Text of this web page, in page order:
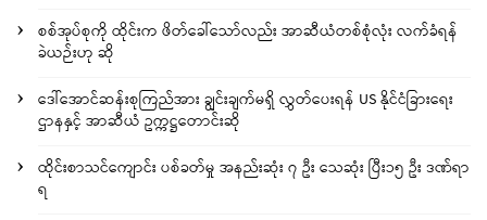
စစ်အုပ်စုကို ထိုင်းက ဖိတ်ခေါ်သော်လည်း အာဆီယံတစ်စုံလုံး လက်ခံရန်
ခဲယဉ်းဟု ဆို
ဒေါ်အောင်ဆန်းစုကြည်အား ချွင်းချက်မရှိ လွှတ်ပေးရန် US နိုင်ငံခြားရေး
ဌာနနှင့် အာဆီယံ ဥက္ကဋ္ဌတောင်းဆို
ထိုင်းစာသင်ကျောင်း ပစ်ခတ်မှု အနည်းဆုံး ၇ ဦး သေဆုံး ပြီး၁၅ ဦး ဒဏ်ရာ
ရ